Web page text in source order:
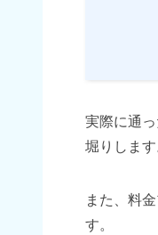
実際に通
堀りします
また、料
す。